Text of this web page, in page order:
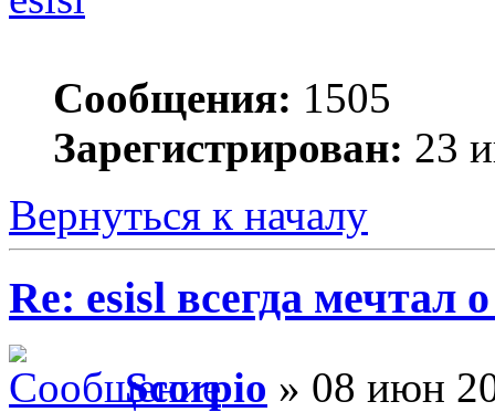
Сообщения: 1505
Зарегистрирован: 23
Вернуться к началу
Re: esisl всегда мечтал
Scorpio » 08 июн